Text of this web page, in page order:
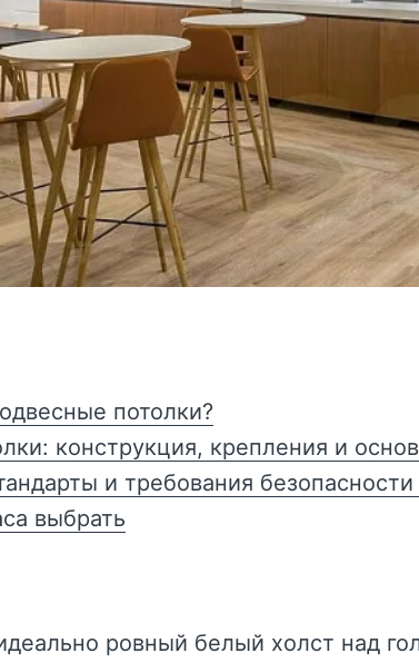
потолки?
конструкция, крепления и
и требования
выбрать
ровный белый холст над